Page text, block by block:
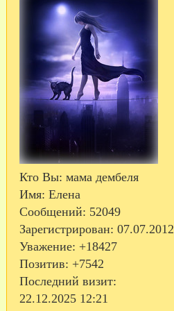
Кто Вы: мама дембеля
Имя: Елена
Сообщений: 52049
Зарегистрирован: 07.07.2012
Уважение: +18427
Позитив: +7542
Последний визит:
22.12.2025 12:21